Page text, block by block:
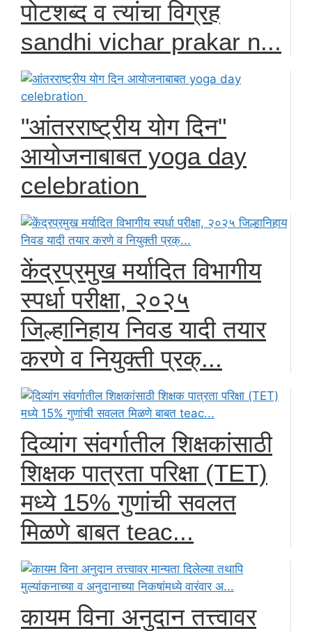
पोटशब्द व त्यांचा विग्रह
sandhi vichar prakar n...
"आंतरराष्ट्रीय योग दिन"
आयोजनाबाबत yoga day
celebration
केंद्रप्रमुख मर्यादित विभागीय
स्पर्धा परीक्षा, २०२५
जिल्हानिहाय निवड यादी तयार
करणे व नियुक्ती प्रक्...
दिव्यांग संवर्गातील शिक्षकांसाठी
शिक्षक पात्रता परिक्षा (TET)
मध्ये 15% गुणांची सवलत
मिळणे बाबत teac...
कायम विना अनुदान तत्त्वावर